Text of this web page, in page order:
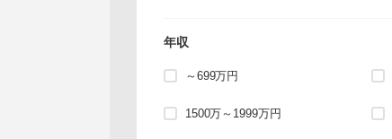
年収
～699万円
1500万～1999万円